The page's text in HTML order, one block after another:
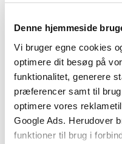
Denne hjemmeside
Vi bruger egne cookies
optimere dit besøg på
funktionalitet, generere
præferencer samt til
optimere vores
Google Ads. Herudover
funktioner til brug i
specialundervisning
Forløbet af den
Hvordan man
Oplysninger om
Svar på mange